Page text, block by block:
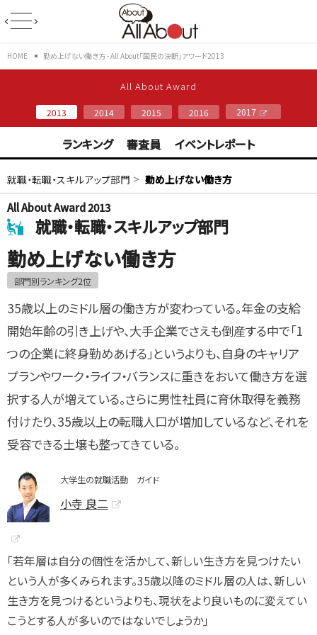
HOME 勤め上げない働き方 - All About「国民の決断」アワード2013
All About Award
2013 2014 2015 2016 2017
ランキング 審査員 イベントレポート
就職・転職・スキルアップ部門 > 勤め上げない働き方
All About Award 2013
就職・転職・スキルアップ部門
勤め上げない働き方
部門別ランキング2位
35歳以上のミドル層の働き方が変わっている。年金の支給
開始年齢の引き上げや、大手企業でさえも倒産する中で「1
つの企業に終身勤めあげる」というよりも、自身のキャリア
プランやワーク・ライフ・バランスに重きをおいて働き方を選
択する人が増えている。さらに男性社員に育休取得を義務
付けたり、35歳以上の転職人口が増加しているなど、それを
受容できる土壌も整ってきている。
大学生の就職活動 ガイド
小寺 良二
「若年層は自分の個性を活かして、新しい生き方を見つけたい
という人が多くみられます。35歳以降のミドル層の人は、新しい
生き方を見つけるというよりも、現状をより良いものに変えてい
こうとする人が多いのではないでしょうか」